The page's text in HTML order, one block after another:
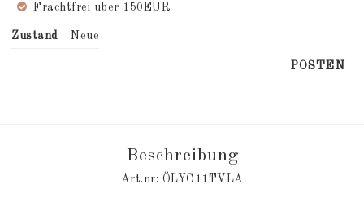
Frachtfrei uber 150EUR
Zustand Neue
POSTEN
Beschreibung
Art.nr: ÖLYC11TVLA